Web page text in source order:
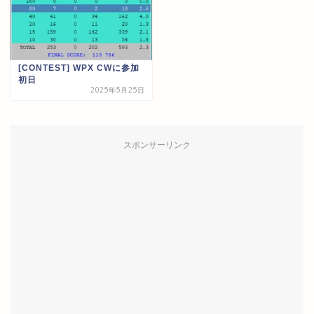
[CONTEST] WPX CWに参加
初日
2025年5月25日
スポンサーリンク